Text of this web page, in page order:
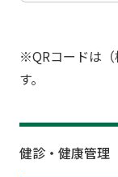
※QRコードは（
す。
健診・健康管理